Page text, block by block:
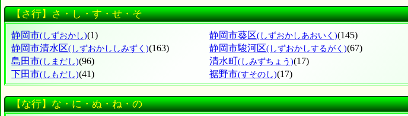
【さ行】さ・し・す・せ・そ
静岡市(しずおかし)(1) 静岡市葵区(しずおかしあおいく)(145)
静岡市清水区(しずおかししみずく)(163) 静岡市駿河区(しずおかしするがく)(67)
島田市(しまだし)(96) 清水町(しみずちょう)(17)
下田市(しもだし)(41) 裾野市(すそのし)(17)
【な行】な・に・ぬ・ね・の